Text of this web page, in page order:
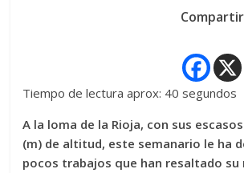
Tiempo de lectura aprox: 40 segundos
A la loma de la Rioja, con sus
(m) de altitud, este semanario le ha
pocos trabajos que han resaltado su